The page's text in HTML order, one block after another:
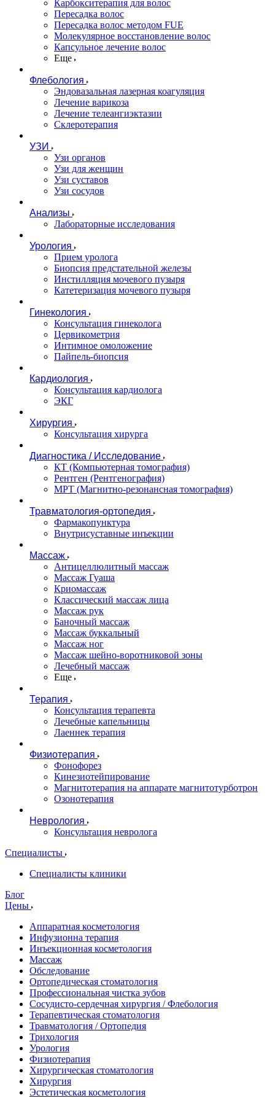
Карбокситерапия для волос
Пересадка волос
Пересадка волос методом FUE
Молекулярное восстановление волос
Капсульное лечение волос
Еще
Флебология
Эндовазальная лазерная коагуляция
Лечение варикоза
Лечение телеангиэктазии
Склеротерапия
УЗИ
Узи органов
Узи для женщин
Узи cуставов
Узи сосудов
Анализы
Лабораторные исследования
Урология
Прием уролога
Биопсия предстательной железы
Инстилляция мочевого пузыря
Катетеризация мочевого пузыря
Гинекология
Консультация гинеколога
Цервикометрия
Интимное омоложение
Пайпель-биопсия
Кардиология
Консультация кардиолога
ЭКГ
Хирургия
Консультация хирурга
Диагностика / Исследование
КТ (Компьютерная томография)
Рентген (Рентгенография)
МРТ (Магнитно-резонансная томография)
Травматология-ортопедия
Фармакопунктура
Внутрисуставные инъекции
Массаж
Антицеллюлитный массаж
Массаж Гуаша
Криомассаж
Классический массаж лица
Массаж рук
Баночный массаж
Массаж буккальный
Массаж ног
Массаж шейно-воротниковой зоны
Лечебный массаж
Еще
Терапия
Консультация терапевта
Лечебные капельницы
Лаеннек терапия
Физиотерапия
Фонофорез
Кинезиотейпирование
Магнитотерапия на аппарате магнитотурботрон
Озонотерапия
Неврология
Консультация невролога
Специалисты
Специалисты клиники
Блог
Цены
Аппаратная косметология
Инфузионна терапия
Инъекционная косметология
Массаж
Обследование
Ортопедическая стоматология
Профессиональная чистка зубов
Сосудисто-сердечная хирургия / Флебология
Терапевтическая стоматология
Травматология / Ортопедия
Трихология
Урология
Физиотерапия
Хирургическая стоматология
Хирургия
Эстетическая косметология